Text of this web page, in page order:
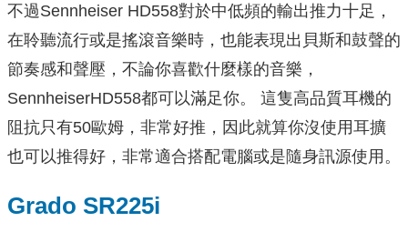
不過Sennheiser HD558對於中低頻的輸出推力十足，
在聆聽流行或是搖滾音樂時，也能表現出貝斯和鼓聲的
節奏感和聲壓，不論你喜歡什麼樣的音樂，
SennheiserHD558都可以滿足你。 這隻高品質耳機的
阻抗只有50歐姆，非常好推，因此就算你沒使用耳擴
也可以推得好，非常適合搭配電腦或是隨身訊源使用。
Grado SR225i